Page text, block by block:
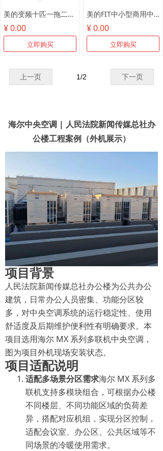
美的变频十匹一拖二MDV-250W/SN1-8R1
¥ 0.00
立即购买
美的FIT中小型商用中央空调
¥ 0.00
立即购买
上一页 下一页
1/2
海尔中央空调 | 人民法院新闻传媒总社办
公楼工程案例（外机展示）
项目背景
人民法院新闻传媒总社办公楼为公共办公
建筑，日常办公人员密集、功能分区较
多，对中央空调系统的运行稳定性、使用
舒适度及后期维护便利性有明确要求。本
项目选用海尔 MX 系列多联机中央空调，
图为项目外机现场安装状态。
项目适配说明
适配多场景分区需求海尔 MX 系列多
联机支持多模块组合，可根据办公楼
不同楼层、不同功能区域的负荷差
异，搭配对应机组，实现分区控制，
适配会议室、办公区、公共区域等不
同场景的冷暖使用需求。